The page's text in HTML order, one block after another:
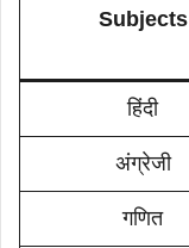
Subjects
हिंदी
अंग्रेजी
गणित